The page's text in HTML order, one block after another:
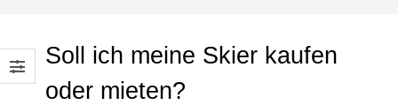
Soll ich meine Skier kaufen
oder mieten?